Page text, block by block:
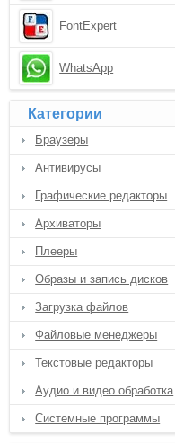
FontExpert
WhatsApp
Категории
Браузеры
Антивирусы
Графические редакторы
Архиваторы
Плееры
Образы и запись дисков
Загрузка файлов
Файловые менеджеры
Текстовые редакторы
Аудио и видео обработка
Системные программы